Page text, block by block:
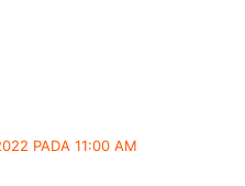
PADA 11:00 AM